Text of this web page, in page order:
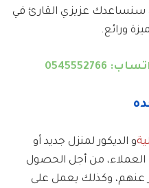
سنساعدك عزيزي القارئ في
ورائع.
0545552766
و الديكور لمنزل جديد أو
من أجل الحصول
عنهم، وكذلك يعمل على